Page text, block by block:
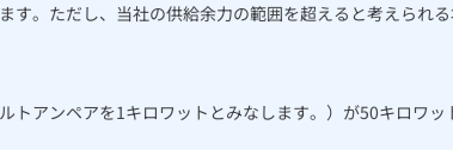
。ただし、当社の供給余力の範囲を超えると考えられ
アンペアを1キロワットとみなします。）が50キロワッ